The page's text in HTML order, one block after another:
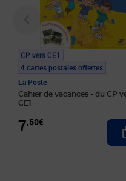
CP vers CE1
4 cartes postales offertes
La Poste
Cahier de vacances - du CP
CE1
7,50€